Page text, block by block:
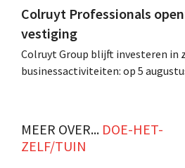
Colruyt Professionals
vestiging
Colruyt Group blijft investeren in
businessactiviteiten: op 5
MEER OVER... DOE-HET-
ZELF/TUIN